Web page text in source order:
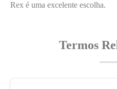
Rex é uma excelente escolha.
Termos